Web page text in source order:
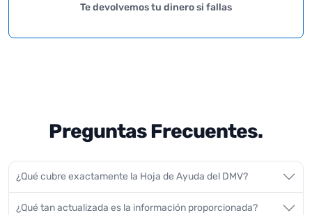
Te devolvemos tu dinero si fallas
Preguntas Frecuentes.
¿Qué cubre exactamente la Hoja de Ayuda del DMV?
¿Qué tan actualizada es la información proporcionada?